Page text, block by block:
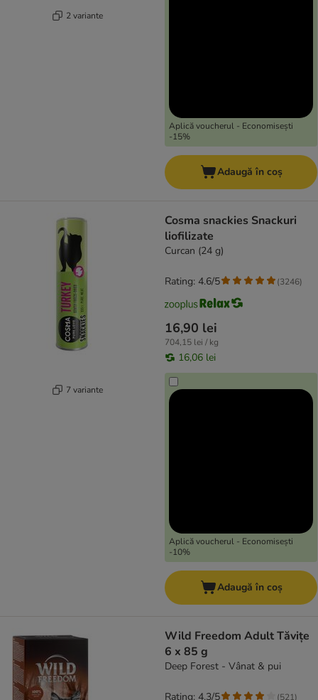
2 variante
Aplică voucherul - Economisești
-15%
Adaugă în coș
7 variante
Cosma snackies Snackuri
liofilizate
Curcan (24 g)
16,90 lei
704,15 lei / kg
16,06 lei
Aplică voucherul - Economisești
-10%
Rating: 4.6/5 (3246)
Adaugă în coș
Wild Freedom Adult Tăvițe
6 x 85 g
Deep Forest - Vânat & pui
Rating: 4.3/5 (521)